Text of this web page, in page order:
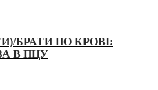
БРАТИ ПО КРОВІ:
В ПЦУ